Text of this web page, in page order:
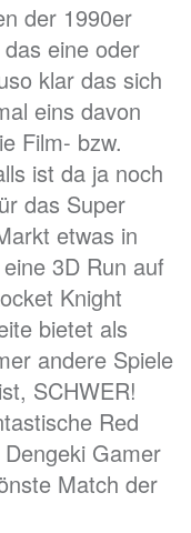
der 1990er
eine oder
klar das sich
eins davon
Film- bzw.
ist da ja noch
das Super
etwas in
3D Run auf
Knight
bietet als
andere Spiele
SCHWER!
Red
Gamer
Match der